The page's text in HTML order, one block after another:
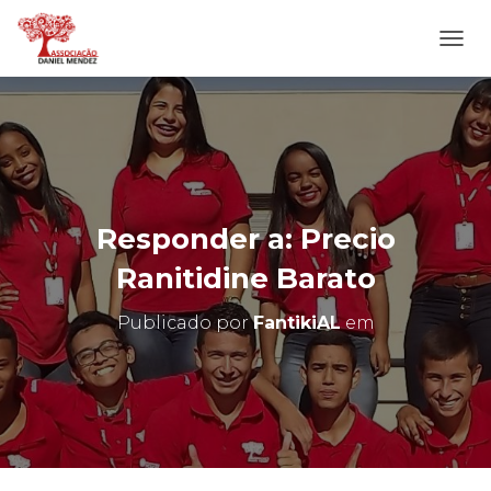
L
T
E
R
N
A
N
A
E
G
O
Responder a: Precio
Ranitidine Barato
Publicado porFantikiALem